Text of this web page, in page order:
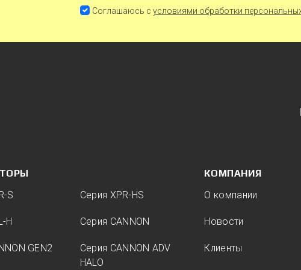
Соглашаюсь с условиями обработки
S
Серия XPR-HS
H Серия CANNON
GEN2
Серия CANNON ADV
HALO
КОМПАНИЯ
О компании
Новости
Клиенты